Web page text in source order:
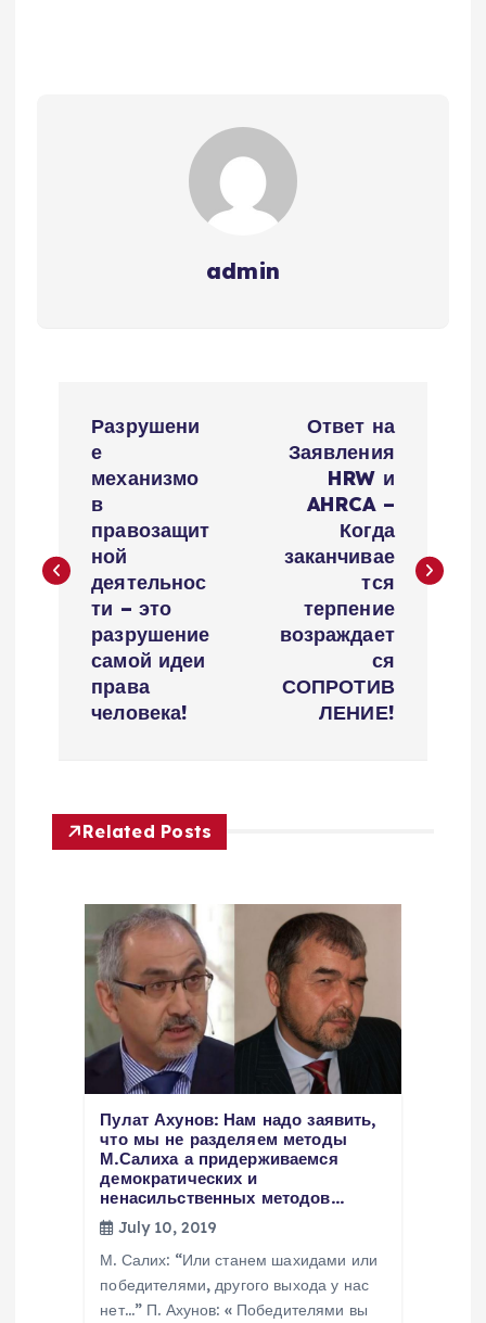
admin
t
g
Разрушени
е
механизмо
в
правозащит
ной
деятельнос
ти – это
разрушение
самой идеи
права
человека!
Ответ на
Заявления
HRW и
AHRCA –
Когда
заканчивае
тся
терпение
возраждает
ся
СОПРОТИВ
ЛЕНИЕ!
Related Posts
Пулат Ахунов: Нам надо заявить,
что мы не разделяем методы
М.Салиха а придерживаемся
демократических и
ненасильственных методов…
July 10, 2019
М. Салих: “Или станем шахидами или
победителями, другого выхода у нас
нет…” П. Ахунов: « Победителями вы